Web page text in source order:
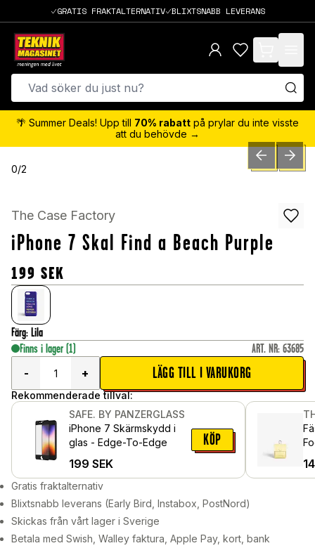
GRATIS FRAKTALTERNATIV BLIXTSNABB LEVERANS
items in cart,
🌴 Summer Deals! Upp till 70% rabatt på prylar du inte visste
att du behövde →
0/2 PREVIOUSNEXT
The Case Factory
iPhone 7 Skal Find a Beach Purple
199 SEK
Färg: Lila
Finns i lager (1) ART. NR: 63685
-
+ LÄGG TILL I VARUKORG
Rekommenderade tillval:
SAFE. BY PANZERGLASS
iPhone 7 Skärmskydd i
glas - Edge-To-Edge
199 SEK
KÖP
Gratis fraktalternativ
Blixtsnabb leverans (Early Bird, Instabox, PostNord)
Skickas från vårt lager i Sverige
Betala med Swish, Walley faktura, Apple Pay, kort, bank